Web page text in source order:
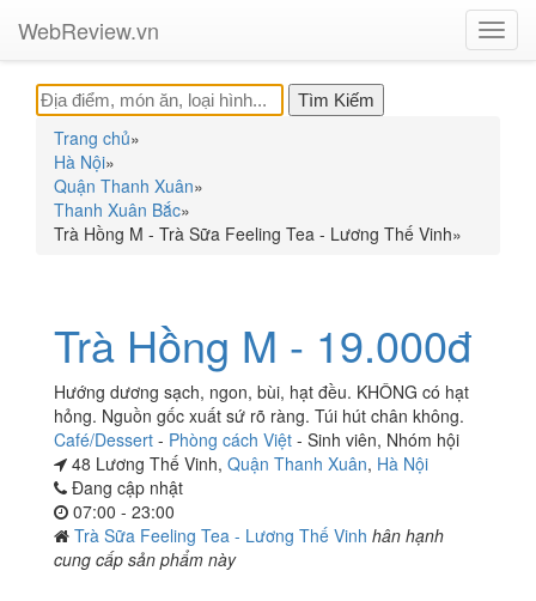
WebReview.vn
Trang chủ»
Hà Nội»
Quận Thanh Xuân»
Thanh Xuân Bắc»
Trà Hồng M - Trà Sữa Feeling Tea - Lương Thế Vinh»
Trà Hồng M - 19.000đ
Hướng dương sạch, ngon, bùi, hạt đều. KHÔNG có hạt
hỏng. Nguồn gốc xuất sứ rõ ràng. Túi hút chân không.
Café/Dessert - Phòng cách Việt - Sinh viên, Nhóm hội
48 Lương Thế Vinh, Quận Thanh Xuân, Hà Nội
Đang cập nhật
07:00 - 23:00
Trà Sữa Feeling Tea - Lương Thế Vinh hân hạnh
cung cấp sản phẩm này